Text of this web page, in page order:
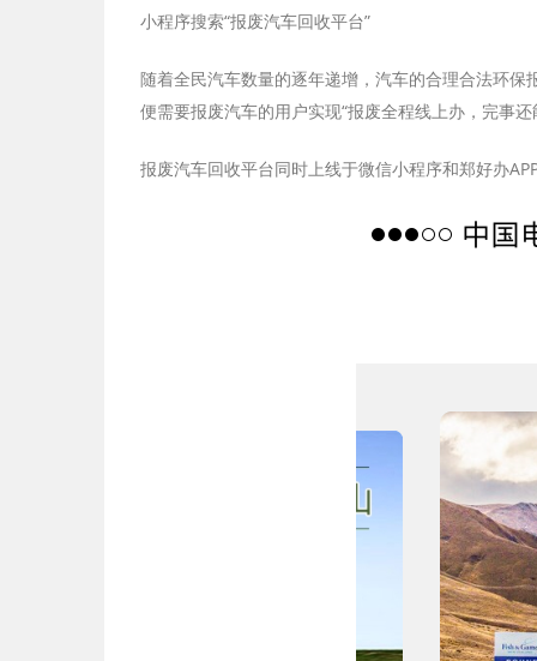
小程序搜索“报废汽车回收平台”
随着全民汽车数量的逐年递增，汽车的合理合法环
便需要报废汽车的用户实现“报废全程线上办，完事还
报废汽车回收平台同时上线于微信小程序和郑好办